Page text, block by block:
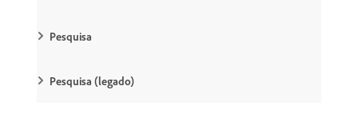
Pesquisa
Pesquisa (legado)